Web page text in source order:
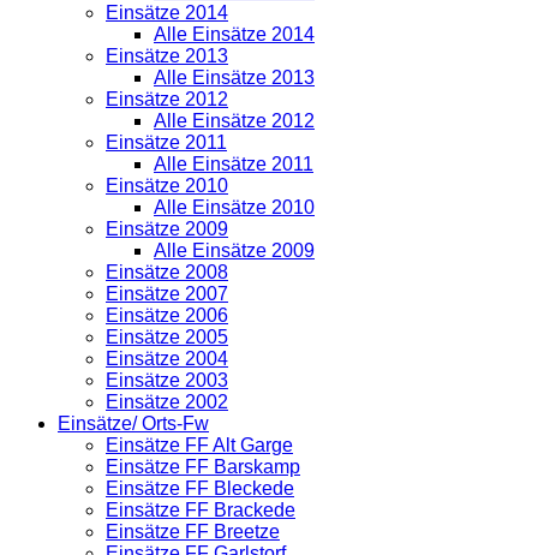
Einsätze 2014
Alle Einsätze 2014
Einsätze 2013
Alle Einsätze 2013
Einsätze 2012
Alle Einsätze 2012
Einsätze 2011
Alle Einsätze 2011
Einsätze 2010
Alle Einsätze 2010
Einsätze 2009
Alle Einsätze 2009
Einsätze 2008
Einsätze 2007
Einsätze 2006
Einsätze 2005
Einsätze 2004
Einsätze 2003
Einsätze 2002
Einsätze/ Orts-Fw
Einsätze FF Alt Garge
Einsätze FF Barskamp
Einsätze FF Bleckede
Einsätze FF Brackede
Einsätze FF Breetze